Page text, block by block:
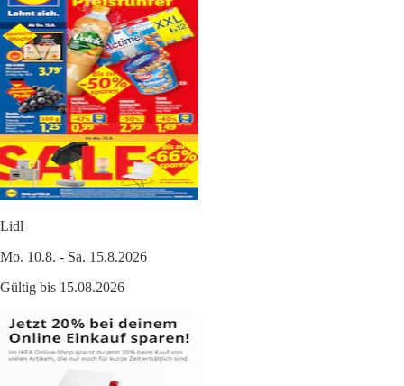
Lidl
Mo. 10.8. - Sa. 15.8.2026
Gültig bis 15.08.2026